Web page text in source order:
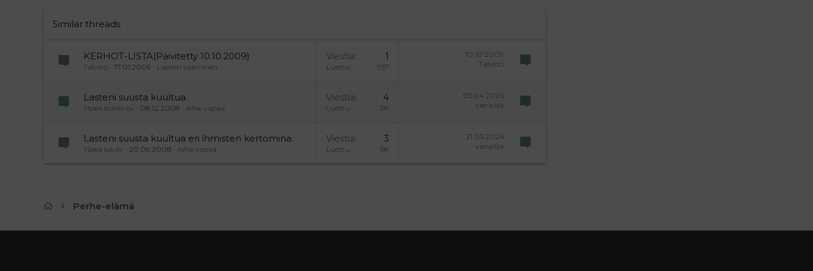
Similar threads
KERHOT-LISTA(Päivitetty 10.10.2009)
Talvicci 17.01.2009 Lapsen saaminen
Viestiä 1
Luettu 957
10.10.2009
Talvicci
Lasteni suusta kuultua.
Ylpeä Isukki ov 08.12.2008 Aihe vapaa
Viestiä 4
Luettu 3K
05.04.2026
vierailija
Lasteni suusta kuultua eri ihmisten kertomina.
Ylpeä Isä ov 20.09.2008 Aihe vapaa
Viestiä 3
Luettu 5K
31.03.2026
vierailija
Perhe-elämä